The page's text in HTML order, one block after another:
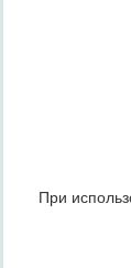
При